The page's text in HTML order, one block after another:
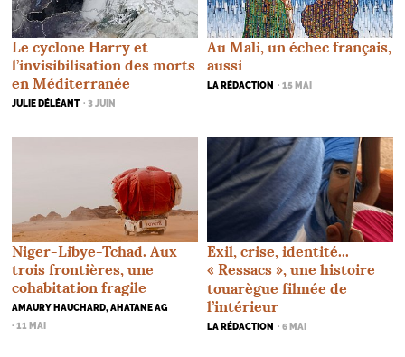
Le cyclone Harry et
l’invisibilisation des morts
en Méditerranée
JULIE DÉLÉANT · 3 JUIN
Au Mali, un échec français,
aussi
LA RÉDACTION · 15 MAI
Niger-Libye-Tchad. Aux
trois frontières, une
cohabitation fragile
AMAURY HAUCHARD, AHATANE AG
· 11 MAI
Exil, crise, identité...
« Ressacs », une histoire
touarègue filmée de
l’intérieur
LA RÉDACTION · 6 MAI